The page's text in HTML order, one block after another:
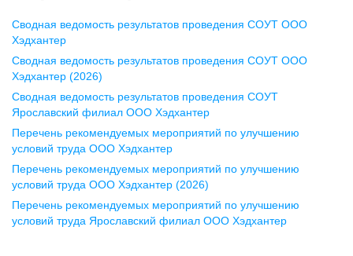
Воронеж
ул. Комиссаржевской, д. 10,
офис 1212
+7 473 280-05-05
pr@vrn.hh.ru
ул. Спартаковская, д. 2А, этаж 3,
помещение 15
+7 843 212-12-50
Сводная ведомость результатов проведения СОУТ ООО
Хэдхантер
Сводная ведомость результатов проведения СОУТ ООО
Хэдхантер (2026)
Сводная ведомость результатов проведения СОУТ
Ярославский филиал ООО Хэдхантер
Перечень рекомендуемых мероприятий по улучшению
условий труда ООО Хэдхантер
Перечень рекомендуемых мероприятий по улучшению
условий труда ООО Хэдхантер (2026)
Перечень рекомендуемых мероприятий по улучшению
условий труда Ярославский филиал ООО Хэдхантер